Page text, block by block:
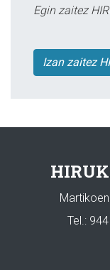
Egin zaitez
Izan zaitez
Tel.: